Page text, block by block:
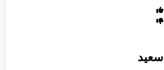
سعيد